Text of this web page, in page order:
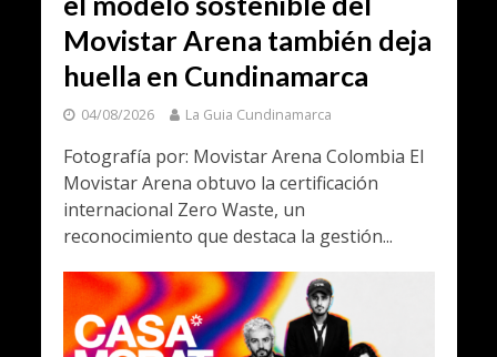
Movistar Arena también deja
huella en Cundinamarca
04/08/2026 La Guia Cundinamarca
Fotografía por: Movistar Arena Colombia El
Movistar Arena obtuvo la certificación
internacional Zero Waste, un
reconocimiento que destaca la gestión...